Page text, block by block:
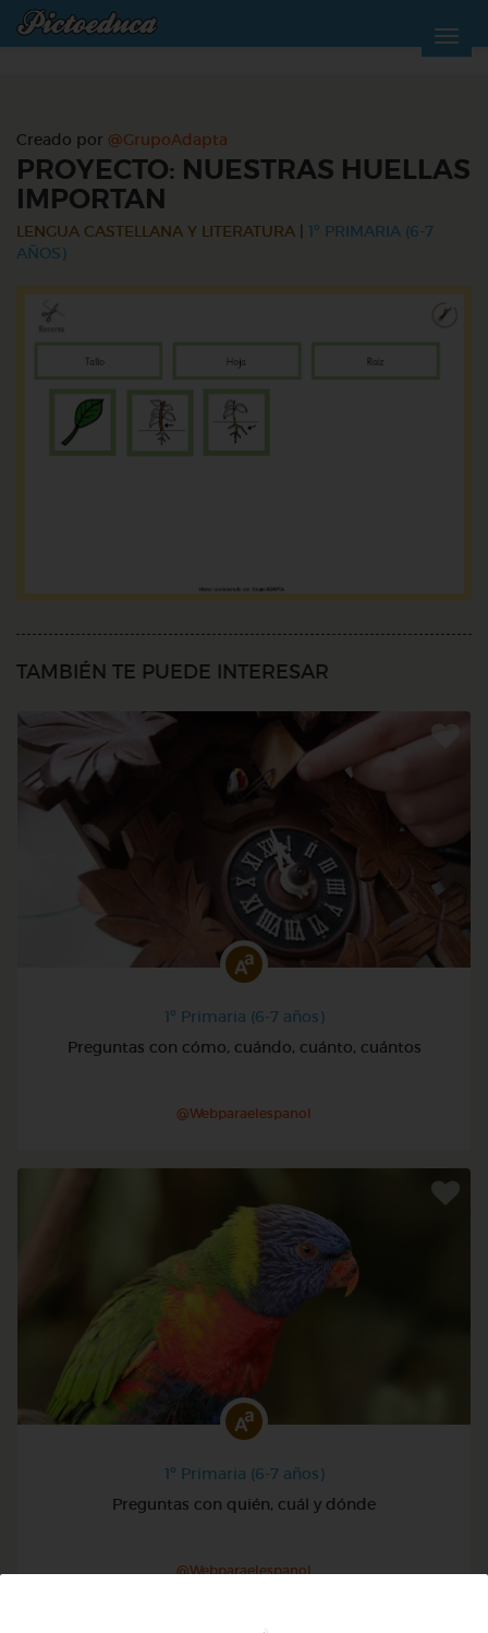
Creado por @GrupoAdapta
PROYECTO: NUESTRAS HUELLAS
IMPORTAN
LENGUA CASTELLANA Y LITERATURA
1º PRIMARIA (6-7
AÑOS)
TAMBIÉN TE PUEDE INTERESAR
1º Primaria (6-7 años)
Preguntas con cómo, cuándo, cuánto, cuántos
@Webparaelespanol
1º Primaria (6-7 años)
Preguntas con quién, cuál y dónde
@Webparaelespanol